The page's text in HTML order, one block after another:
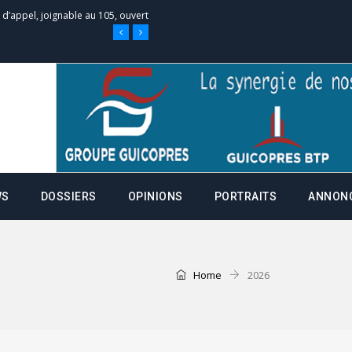
d’appel, joignable au 105, ouvert
campagnes ce jeudi 28 mai à
de la fiche de procuration
Administratives de
de serment et à une
DOSSIERS OPINIONS PORTRAITS
Home 2026